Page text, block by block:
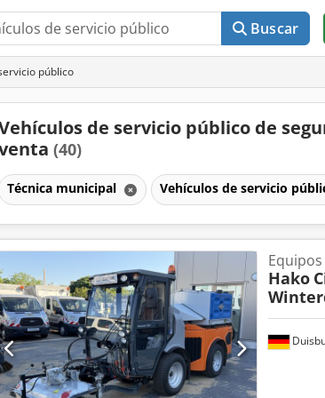
Buscar
público
de servicio público de
(40)
Técnica municipal Vehículos de servicio
Hako